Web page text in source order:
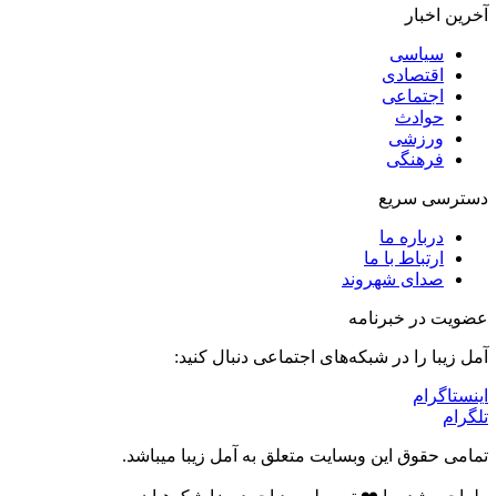
آخرین اخبار
سیاسی
اقتصادی
اجتماعی
حوادث
ورزشی
فرهنگی
دسترسی سریع
درباره ما
ارتباط با ما
صدای شهروند
عضویت در خبرنامه
آمل زیبا را در شبکه‌های اجتماعی دنبال کنید:
اینستاگرام
تلگرام
تمامی حقوق این وبسایت متعلق به آمل زیبا میباشد.